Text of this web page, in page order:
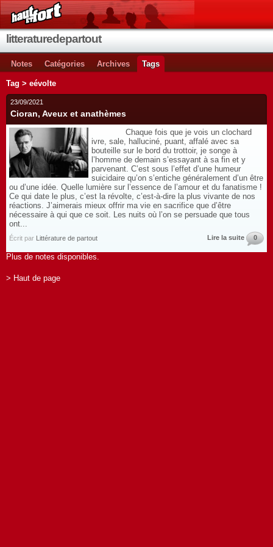
litteraturedepartout
Notes Catégories Archives Tags
Tag > eévolte
23/09/2021
Cioran, Aveux et anathèmes
Chaque fois que je vois un clochard
ivre, sale, halluciné, puant, affalé avec sa
bouteille sur le bord du trottoir, je songe à
l’homme de demain s’essayant à sa fin et y
parvenant. C’est sous l’effet d’une humeur
suicidaire qu’on s’entiche généralement d’un être
ou d’une idée. Quelle lumière sur l’essence de l’amour et du fanatisme !
Ce qui date le plus, c’est la révolte, c’est-à-dire la plus vivante de nos
réactions. J’aimerais mieux offrir ma vie en sacrifice que d’être
nécessaire à qui que ce soit. Les nuits où l’on se persuade que tous
ont...
Écrit par Littérature de partout Lire la suite 0
Plus de notes disponibles.
> Haut de page